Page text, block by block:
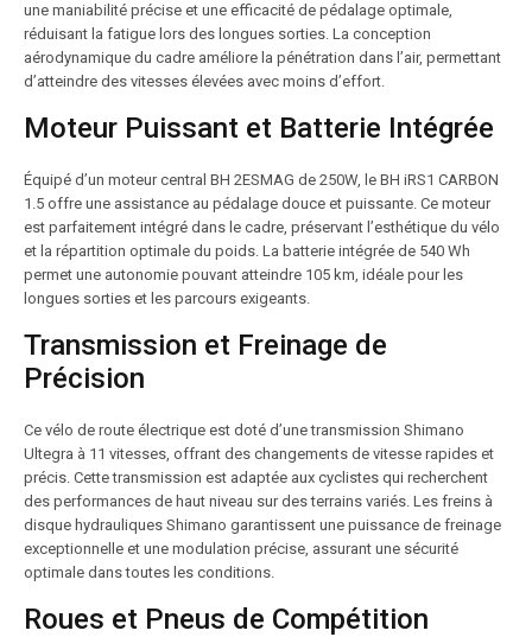
une maniabilité précise et une efficacité de pédalage optimale,
réduisant la fatigue lors des longues sorties. La conception
aérodynamique du cadre améliore la pénétration dans l’air, permettant
d’atteindre des vitesses élevées avec moins d’effort.
Moteur Puissant et Batterie Intégrée
Équipé d’un moteur central BH 2ESMAG de 250W, le BH iRS1 CARBON
1.5 offre une assistance au pédalage douce et puissante. Ce moteur
est parfaitement intégré dans le cadre, préservant l’esthétique du vélo
et la répartition optimale du poids. La batterie intégrée de 540 Wh
permet une autonomie pouvant atteindre 105 km, idéale pour les
longues sorties et les parcours exigeants.
Transmission et Freinage de
Précision
Ce vélo de route électrique est doté d’une transmission Shimano
Ultegra à 11 vitesses, offrant des changements de vitesse rapides et
précis. Cette transmission est adaptée aux cyclistes qui recherchent
des performances de haut niveau sur des terrains variés. Les freins à
disque hydrauliques Shimano garantissent une puissance de freinage
exceptionnelle et une modulation précise, assurant une sécurité
optimale dans toutes les conditions.
Roues et Pneus de Compétition